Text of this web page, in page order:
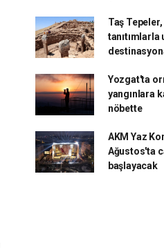
Taş Tepeler,
tanıtımlarla
Yozgat'ta
yangınlara
nöbette
AKM Yaz
Ağustos'ta
başlayacak